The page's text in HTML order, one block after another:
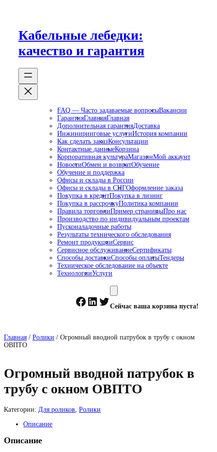
Кабельные лебедки:
качество и гарантия
FAQ — Часто задаваемые вопросыВакансии
ГарантияГлавнаяГлавная
Дополнительная гарантияДоставка
Инжиниринговые услугиИстория компании
Как сделать заказКонсультации
Контактные данныеКорзина
Корпоративная культураМагазинМой аккаунт
НовостиОбмен и возвратОбучение
Обучение и поддержка
Офисы и склады в России
Офисы и склады в СНГОформление заказа
Покупка в кредитПокупка в лизинг
Покупка в рассрочкуПолитика компании
Правила торговлиПример страницыПро нас
Производство по индивидуальным проектам
Пусконаладочные работы
Результаты технического обследования
Ремонт продукцииСервис
Сервисное обслуживаниеСертификаты
Способы доставкиСпособы оплатыТендеры
Техническое обследование на объекте
ТехнологииУслуги
Facebook
LinkedIn
Twitter
Сейчас ваша корзина пуста!
Главная / Ролики / Огромный вводной патрубок в трубу с окном
ОВПТО
Огромный вводной патрубок в
трубу с окном ОВПТО
Категории: Для роликов, Ролики
Описание
Описание